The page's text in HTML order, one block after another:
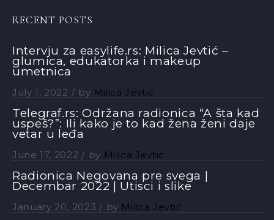
RECENT POSTS
Intervju za easylife.rs: Milica Jevtić –
glumica, edukatorka i makeup
umetnica
July 1, 2022 by Milica Jevtić
Telegraf.rs: Održana radionica “A šta kad
uspeš?”: Ili kako je to kad žena ženi daje
vetar u leđa
June 17, 2022 by Milica Jevtić
Radionica Negovana pre svega |
Decembar 2022 | Utisci i slike
January 20, 2023 by Milica Jevtić